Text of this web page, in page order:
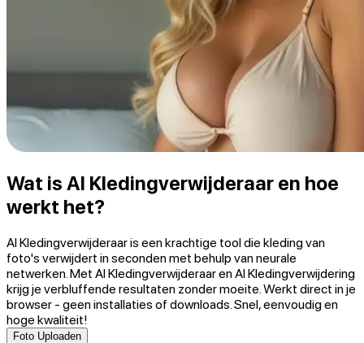
Wat is AI Kledingverwijderaar en hoe
werkt het?
AI Kledingverwijderaar is een krachtige tool die kleding van
foto's verwijdert in seconden met behulp van neurale
netwerken. Met AI Kledingverwijderaar en AI Kledingverwijdering
krijg je verbluffende resultaten zonder moeite. Werkt direct in je
browser - geen installaties of downloads. Snel, eenvoudig en
hoge kwaliteit!
Foto Uploaden